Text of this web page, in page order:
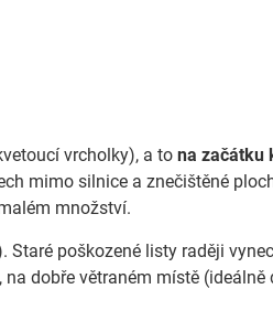
vrcholky), a tona začátku
mimo silnice a znečištěné
množství.
poškozené listy raději
dobře větraném místě